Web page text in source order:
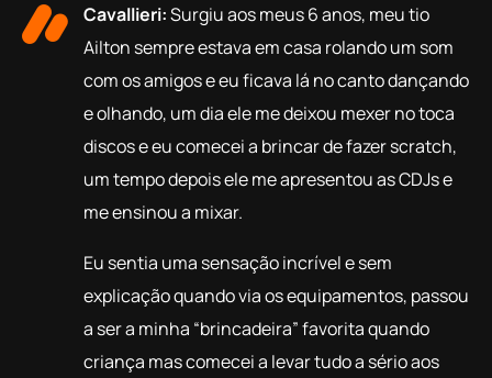
Cavallieri:Surgiu aos meus 6 anos, meu tio
Ailton sempre estava em casa rolando um som
com os amigos e eu ficava lá no canto dançando
e olhando, um dia ele me deixou mexer no toca
discos e eu comecei a brincar de fazer scratch,
um tempo depois ele me apresentou as CDJs e
me ensinou a mixar.
Eu sentia uma sensação incrível e sem
explicação quando via os equipamentos, passou
a ser a minha “brincadeira” favorita quando
criança mas comecei a levar tudo a sério aos